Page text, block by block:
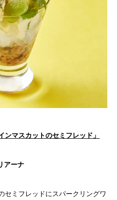
ンマスカットのセミフレッド」
アーナ
セミフレッドにスパークリングワ